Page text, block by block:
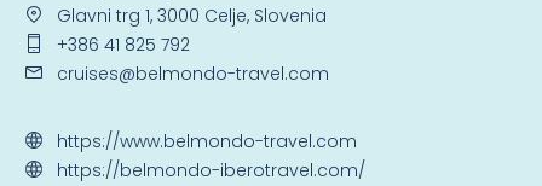
Glavni trg 1, 3000 Celje, Slovenia
+386 41 825 792
cruises@belmondo-travel.com
https://www.belmondo-travel.com
https://belmondo-iberotravel.com/